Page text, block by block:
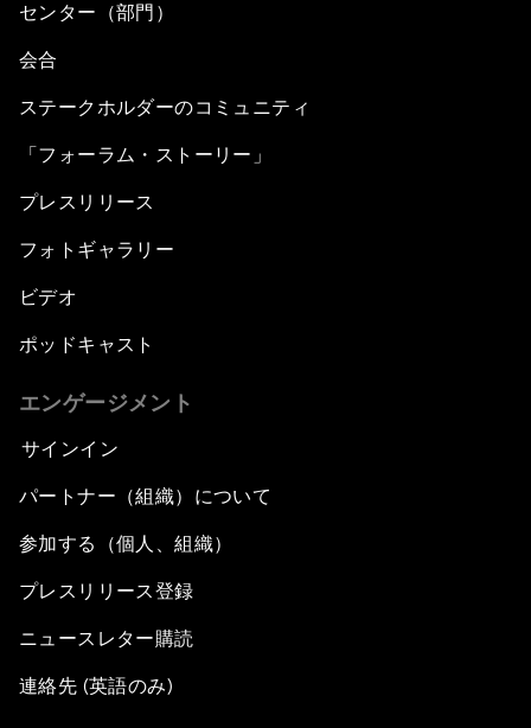
センター（部門）
会合
ステークホルダーのコミュニティ
「フォーラム・ストーリー」
プレスリリース
フォトギャラリー
ビデオ
ポッドキャスト
エンゲージメント
サインイン
パートナー（組織）について
参加する（個人、組織）
プレスリリース登録
ニュースレター購読
連絡先 (英語のみ)